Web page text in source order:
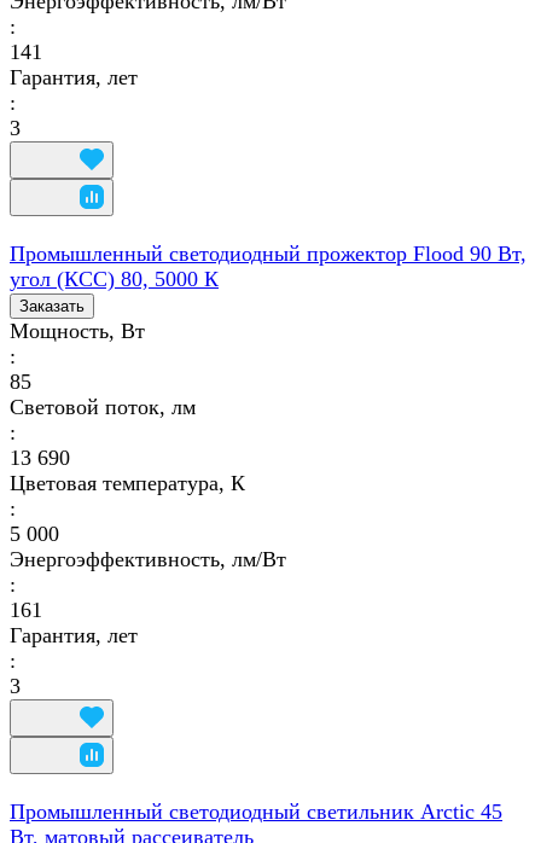
:
141
Гарантия, лет
:
3
Промышленный светодиодный прожектор Flood 90 Вт,
угол (КСС) 80, 5000 К
Заказать
Мощность, Вт
:
85
Световой поток, лм
:
13 690
Цветовая температура, К
:
5 000
Энергоэффективность, лм/Вт
:
161
Гарантия, лет
:
3
Промышленный светодиодный светильник Arctic 45
Вт, матовый рассеиватель